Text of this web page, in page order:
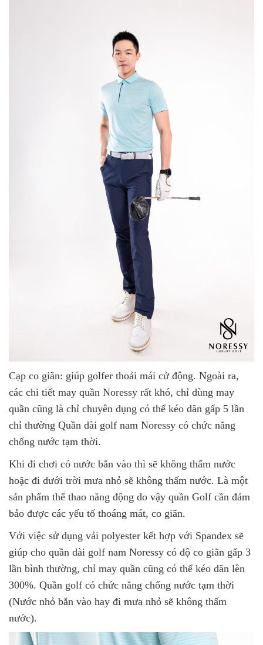
Cạp co giãn: giúp golfer thoải mái cử động. Ngoài ra,
các chi tiết may quần Noressy rất khó, chỉ dùng may
quần cũng là chỉ chuyên dụng có thể kéo dãn gấp 5 lần
chỉ thường Quần dài golf nam Noressy có chức năng
chống nước tạm thời.
Khi đi chơi có nước bắn vào thì sẽ không thấm nước
hoặc đi dưới trời mưa nhỏ sẽ không thấm nước. Là một
sản phẩm thể thao năng động do vậy quần Golf cần đảm
bảo được các yếu tố thoáng mát, co giãn.
Với việc sử dụng vải polyester kết hợp với Spandex sẽ
giúp cho quần dài golf nam Noressy có độ co giãn gấp 3
lần bình thường, chỉ may quần cũng có thể kéo dãn lên
300%. Quần golf có chức năng chống nước tạm thời
(Nước nhỏ bắn vào hay đi mưa nhỏ sẽ không thấm
nước).